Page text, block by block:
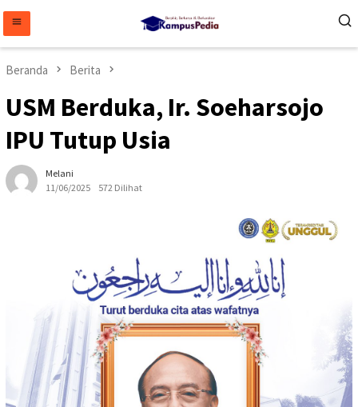
konten
Beranda Berita
USM Berduka, Ir. Soeharsojo
IPU Tutup Usia
Melani
11/06/2025
572 Dilihat